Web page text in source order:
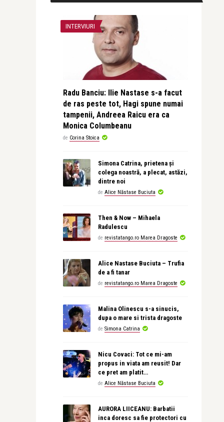
INTERVIURI
Radu Banciu: Ilie Nastase s-a facut
de ras peste tot, Hagi spune numai
tampenii, Andreea Raicu era ca
Monica Columbeanu
de Corina Stoica
Simona Catrina, prietena și
colega noastră, a plecat, astăzi,
dintre noi
de Alice Năstase Buciuta
Then & Now – Mihaela
Radulescu
de revistatango.ro Marea Dragoste
Alice Nastase Buciuta – Trufia
de a fi tanar
de revistatango.ro Marea Dragoste
Malina Olinescu s-a sinucis,
dupa o mare si trista dragoste
de Simona Catrina
Nicu Covaci: Tot ce mi-am
propus in viata am reusit! Dar
ce pret am platit…
de Alice Năstase Buciuta
AURORA LIICEANU: Barbatii
inca doresc sa fie protectori cu